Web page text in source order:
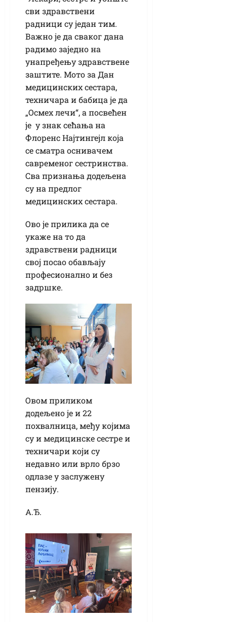
сви здравствени
радници су један тим.
Важно је да сваког дана
радимо заједно на
унапређењу здравствене
заштите. Мото за Дан
медицинских сестара,
техничара и бабица је да
„Осмех лечи“, а посвећен
је у знак сећања на
Флоренс Најтингејл која
се сматра оснивачем
савременог сестринства.
Сва признања додељена
су на предлог
медицинских сестара.
Ово је прилика да се
укаже на то да
здравствени радници
свој посао обављају
професионално и без
задршке.
Овом приликом
додељено је и 22
похвалница, међу којима
су и медицинске сестре и
техничари који су
недавно или врло брзо
одлазе у заслужену
пензију.
А.Ђ.